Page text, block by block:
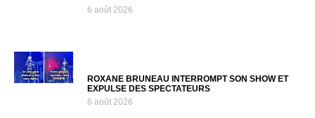
6 août 2026
ROXANE BRUNEAU INTERROMPT SON SHOW ET
EXPULSE DES SPECTATEURS
6 août 2026